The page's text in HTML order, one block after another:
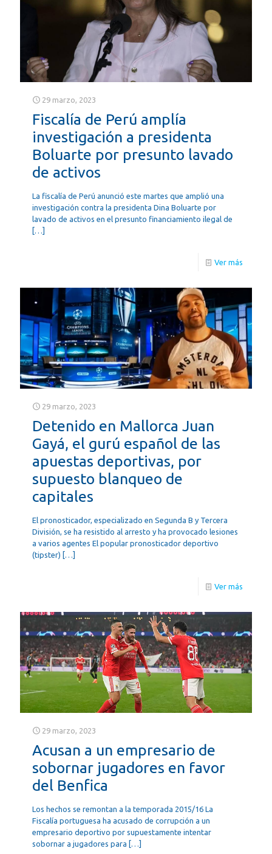
29 marzo, 2023
Fiscalía de Perú amplía
investigación a presidenta
Boluarte por presunto lavado
de activos
La fiscalía de Perú anunció este martes que amplió una
investigación contra la presidenta Dina Boluarte por
lavado de activos en el presunto financiamiento ilegal de
[…]
Ver más
29 marzo, 2023
Detenido en Mallorca Juan
Gayá, el gurú español de las
apuestas deportivas, por
supuesto blanqueo de
capitales
El pronosticador, especializado en Segunda B y Tercera
División, se ha resistido al arresto y ha provocado lesiones
a varios agentes El popular pronosticador deportivo
(tipster) […]
Ver más
29 marzo, 2023
Acusan a un empresario de
sobornar jugadores en favor
del Benfica
Los hechos se remontan a la temporada 2015/16 La
Fiscalía portuguesa ha acusado de corrupción a un
empresario deportivo por supuestamente intentar
sobornar a jugadores para […]